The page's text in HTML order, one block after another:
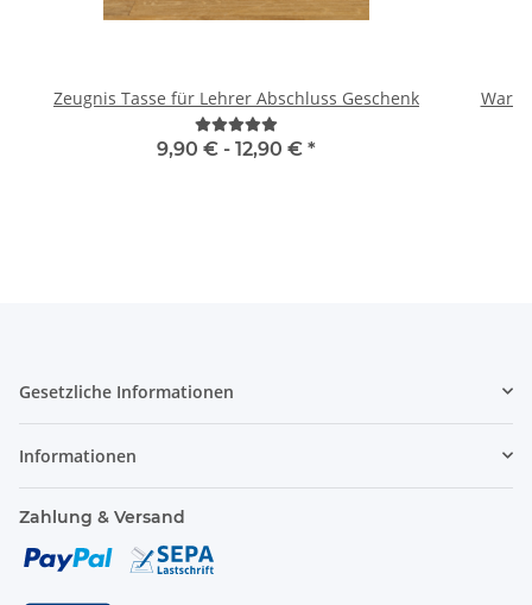
Zeugnis Tasse für Lehrer Abschluss Geschenk
9,90 € - 12,90 € *
Gesetzliche Informationen
Informationen
Zahlung & Versand